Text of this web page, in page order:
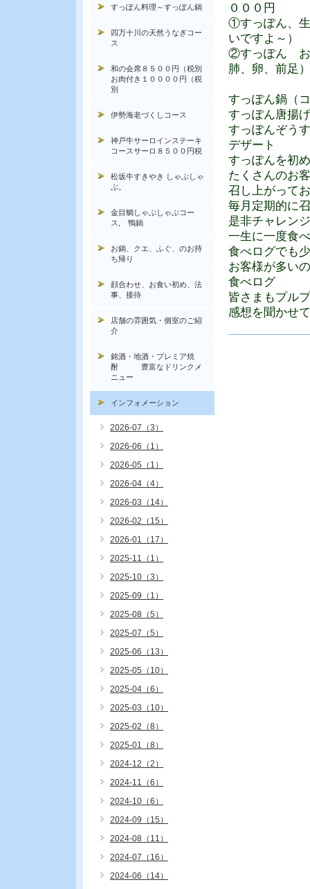
０００円
①すっぽん、
いですよ～）
②すっぽん お
肺、卵、前足）
すっぽん鍋（
すっぽん唐揚
すっぽんぞう
デザート
すっぽんを初
たくさんのお
召し上がって
毎月定期的に
是非チャレン
一生に一度食
食べログでも
お客様が多い
食べログ
皆さまもプル
感想を聞かせ
すっぽん料理～すっぽん鍋
四万十川の天然うなぎコー
ス
和の会席８５００円（税別
お肉付き１００００円（税
別
伊勢海老づくしコース
神戸牛サーロインステーキ
コースサーロ８５００円税
松坂牛すきやき しゃぶしゃ
ぶ。
金目鯛しゃぶしゃぶコー
ス, 鴨鍋
お鍋、クエ、ふぐ、のお持
ち帰り
顔合わせ、お食い初め、法
事、接待
店舗の雰囲気・個室のご紹
介
銘酒・地酒・プレミア焼
酎 豊富なドリンクメ
ニュー
インフォメーション
2026-07（3）
2026-06（1）
2026-05（1）
2026-04（4）
2026-03（14）
2026-02（15）
2026-01（17）
2025-11（1）
2025-10（3）
2025-09（1）
2025-08（5）
2025-07（5）
2025-06（13）
2025-05（10）
2025-04（6）
2025-03（10）
2025-02（8）
2025-01（8）
2024-12（2）
2024-11（6）
2024-10（6）
2024-09（15）
2024-08（11）
2024-07（16）
2024-06（14）